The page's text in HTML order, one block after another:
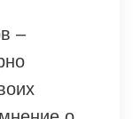
–